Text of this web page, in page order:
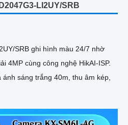
LI2UY/SRB
SRB ghi hình màu 24/7 nhờ
4MP cùng công nghệ HikAI-ISP.
sáng trắng 40m, thu âm kép,